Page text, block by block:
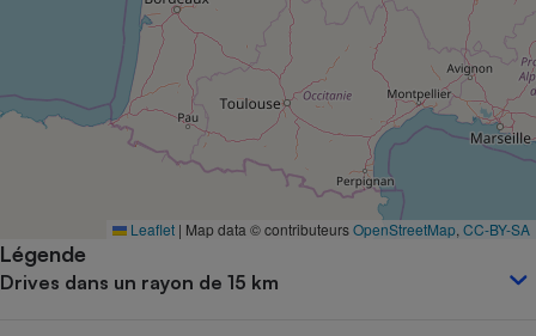
Leaflet | Map data © contributeursOpenStreetMap CC-BY-SA
Légende
Drives dans un rayon de 15 km
Complément
alimentaire
Assurance emprunteur
Banque
Petit électroménager -
Matelas
Mutuelle